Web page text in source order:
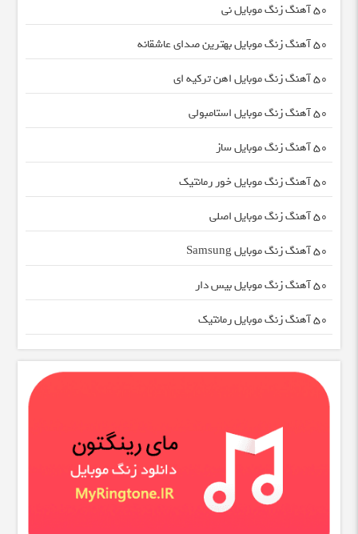
50 آهنگ زنگ موبایل نی
50 آهنگ زنگ موبایل بهترین صدای عاشقانه
50 آهنگ زنگ موبایل اهن ترکیه ای
50 آهنگ زنگ موبایل استامبولی
50 آهنگ زنگ موبایل ساز
50 آهنگ زنگ موبایل خور رمانتیک
50 آهنگ زنگ موبایل اصلی
50 آهنگ زنگ موبایل Samsung
50 آهنگ زنگ موبایل بیس دار
50 آهنگ زنگ موبایل رمانتیک